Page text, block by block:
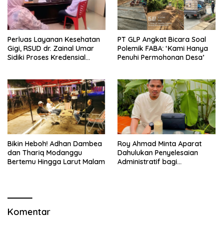
Perluas Layanan Kesehatan
Gigi, RSUD dr. Zainal Umar
Sidiki Proses Kredensial
PT GLP Angkat Bicara Soal
Polemik FABA: ‘Kami Hanya
Penuhi Permohonan Desa’
Bikin Heboh! Adhan Dambea
dan Thariq Modanggu
Bertemu Hingga Larut Malam
Roy Ahmad Minta Aparat
Dahulukan Penyelesaian
Administratif bagi
Komentar